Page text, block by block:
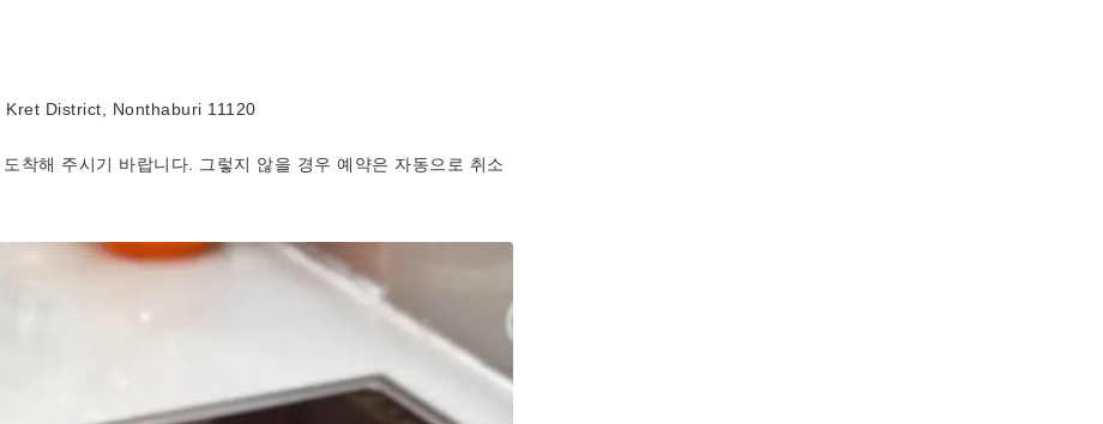
District, Nonthaburi 11120
착해 주시기 바랍니다. 그렇지 않을 경우 예약은 자동으로 취소